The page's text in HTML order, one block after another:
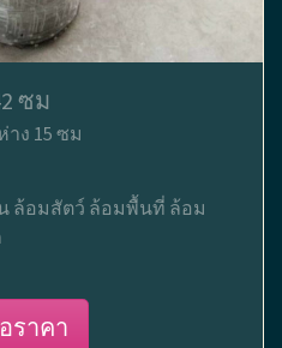
ซม
าง 15 ซม
ล้อมสัตว์ ล้อมพื้นที่ ล้อม
ราคา